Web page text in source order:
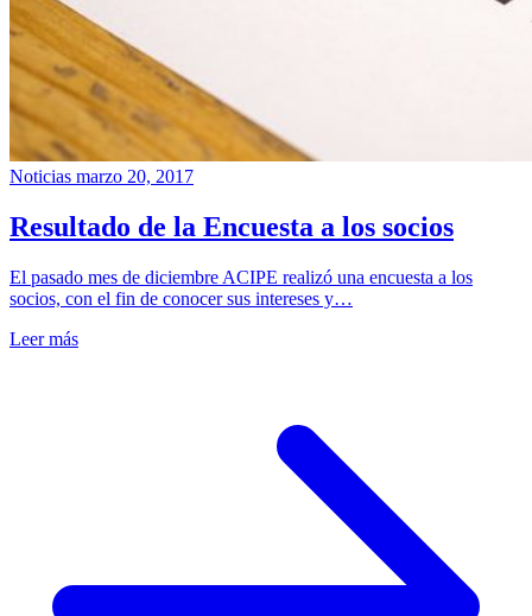
Noticias marzo 20, 2017
Resultado de la Encuesta a los socios
El pasado mes de diciembre ACIPE realizó una encuesta a los
socios, con el fin de conocer sus intereses y…
Leer más